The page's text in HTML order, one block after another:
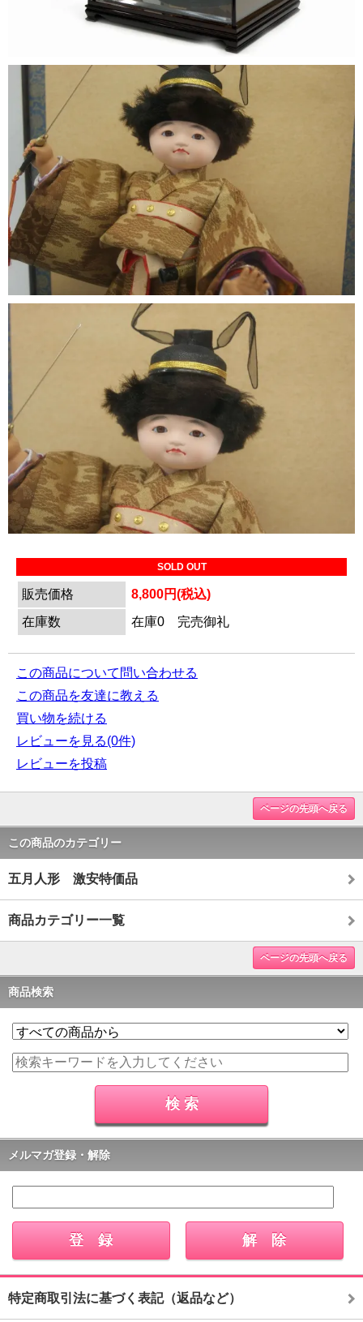
SOLD OUT
販売価格
8,800円(税込)
在庫数
在庫0 完売御礼
この商品について問い合わせる
この商品を友達に教える
買い物を続ける
レビューを見る(0件)
レビューを投稿
ページの先頭へ戻る
この商品のカテゴリー
五月人形 激安特価品
商品カテゴリー一覧
ページの先頭へ戻る
商品検索
メルマガ登録・解除
特定商取引法に基づく表記（返品など）